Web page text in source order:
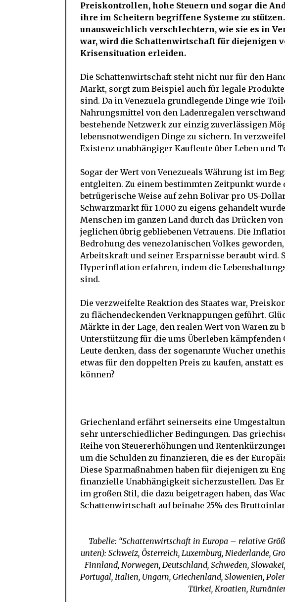
Preiskontrollen, hohe Steuern und sogar die
ihre im Scheitern begriffene Systeme zu
unausweichlich verschlechtern, wie sie es in
war, wird die Schattenwirtschaft für diejenigen
Krisensituation erleiden.
Die Schattenwirtschaft steht nicht nur für den
Markt, sorgt zum Beispiel auch für legale
sind. Da in Venezuela grundlegende Dinge wie
Nahrungsmittel von den Ladenregalen
bestehende Netzwerk zur einzig zuverlässigen
lebensnotwendigen Dinge zu sichern. In
Existenz unabhängiger Kaufleute über Leben und
Sogar der Wert von Venezueals Währung ist im
entgleiten. Zu einem bestimmten Zeitpunkt
betrügerische Weise auf zehn Bolivar pro US-
Schwarzmarkt für 1.000 zu eigens gehandelt
Menschen im ganzen Land durch das Drücken
jeglichen übrig gebliebenen Vetrauens. Die
Bedrohung des venezolanischen Volkes
Arbeitskraft und seiner Ersparnisse beraubt wird.
Hyperinflation erfahren, indem die
sind.
Die verzweifelte Reaktion des Staates war,
zu flächendeckenden Verknappungen geführt.
Märkte in der Lage, den realen Wert von Waren
Unterstützung für die ums Überleben kämpfenden
Leute denken, dass der sogenannte Wucher
etwas für den doppelten Preis zu kaufen, anstatt
können?
Griechenland erfährt seinerseits eine
sehr unterschiedlicher Bedingungen. Das
Reihe von Steuererhöhungen und
um die Schulden zu finanzieren, die es der
Diese Sparmaßnahmen haben für diejenigen zu
finanzielle Unabhängigkeit sicherzustellen. Das
im großen Stil, die dazu beigetragen haben, das
Schattenwirtschaft auf beinahe 25% des
Tabelle: “Schattenwirtschaft in Europa – relative
unten): Schweiz, Österreich, Luxemburg, Niederlande,
Finnland, Norwegen, Deutschland, Schweden,
Portugal, Italien, Ungarn, Griechenland, Slowenien,
Türkei, Kroatien,